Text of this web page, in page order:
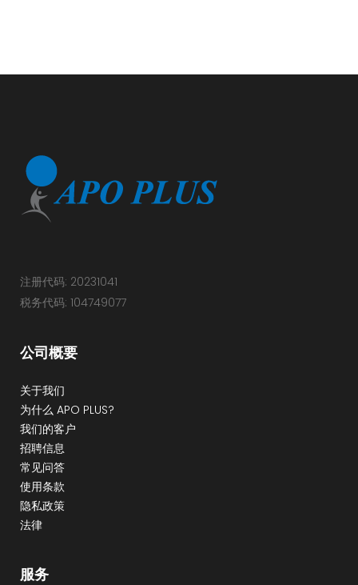
注册代码: 20231041
税务代码: 104749077
公司概要
关于我们
为什么 APO PLUS?
我们的客户
招聘信息
常见问答
使用条款
隐私政策
法律
服务